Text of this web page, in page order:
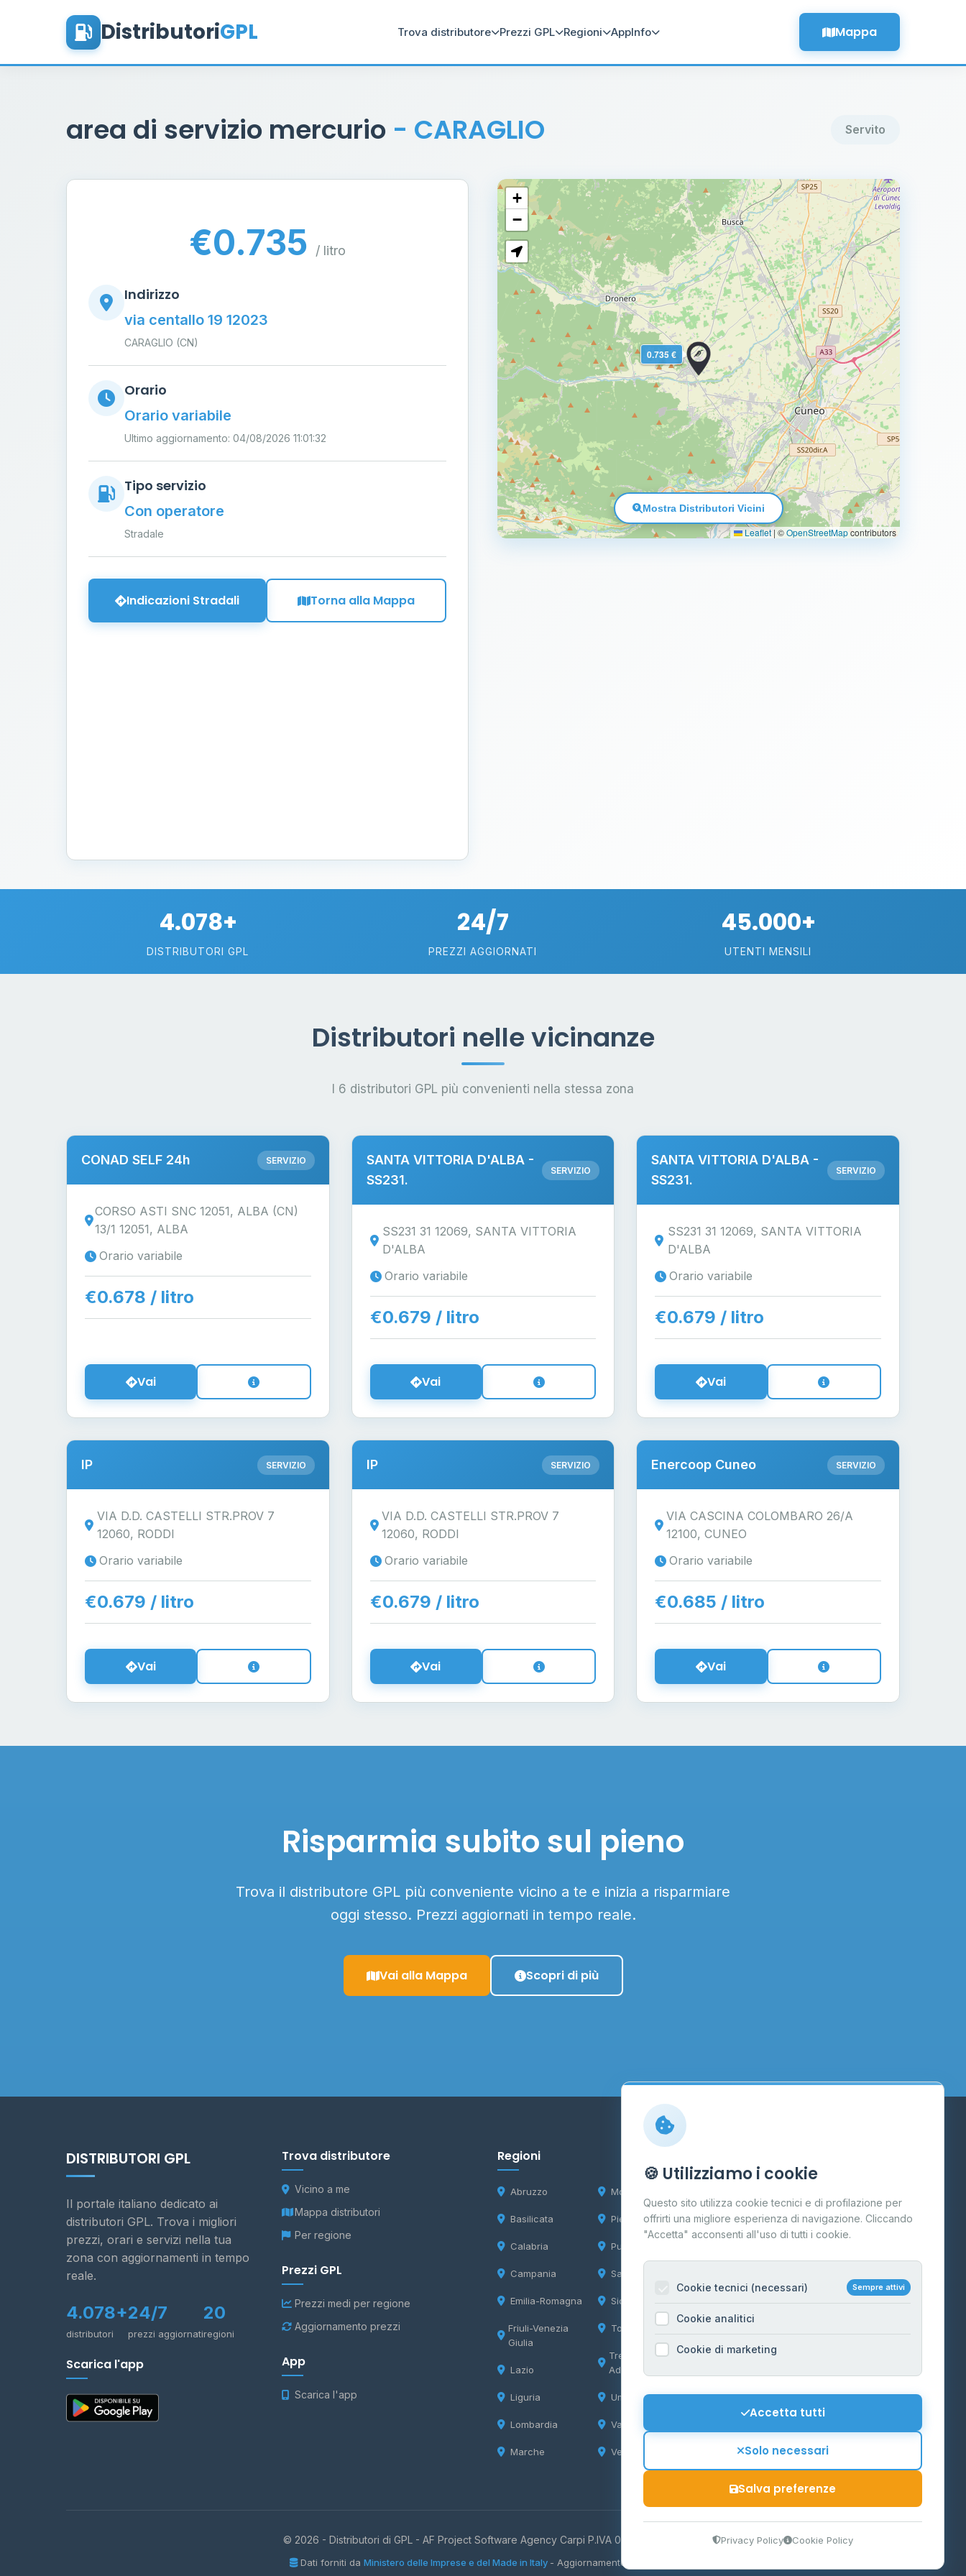
DistributoriGPL Trova distributore Prezzi GPL Regioni AppInfo Mappa
area di servizio mercurio - CARAGLIO Servito
€0.735 / litro
Indirizzo
via centallo 19 12023
CARAGLIO (CN)
Orario
Orario variabile
Ultimo aggiornamento: 04/08/2026 11:01:32
Tipo servizio
Con operatore
Stradale
Indicazioni Stradali Torna alla Mappa
0.735 €
+
−
Leaflet | ©OpenStreetMapcontributors
Mostra Distributori Vicini
4.078+
DISTRIBUTORI GPL
24/7
PREZZI AGGIORNATI
45.000+
UTENTI MENSILI
Distributori nelle vicinanze
I 6 distributori GPL più convenienti nella stessa zona
CONAD SELF 24h SERVIZIO
CORSO ASTI SNC 12051, ALBA (CN)
13/1 12051, ALBA
Orario variabile
€0.678 / litro
Vai
SANTA VITTORIA D'ALBA -
SS231.
SERVIZIO
SS231 31 12069, SANTA VITTORIA
D'ALBA
Orario variabile
€0.679 / litro
Vai
SANTA VITTORIA D'ALBA -
SS231.
SERVIZIO
SS231 31 12069, SANTA VITTORIA
D'ALBA
Orario variabile
€0.679 / litro
Vai
IP SERVIZIO
VIA D.D. CASTELLI STR.PROV 7
12060, RODDI
Orario variabile
€0.679 / litro
Vai
IP SERVIZIO
VIA D.D. CASTELLI STR.PROV 7
12060, RODDI
Orario variabile
€0.679 / litro
Vai
Enercoop Cuneo SERVIZIO
VIA CASCINA COLOMBARO 26/A
12100, CUNEO
Orario variabile
€0.685 / litro
Vai
Risparmia subito sul pieno
Trova il distributore GPL più conveniente vicino a te e inizia a risparmiare
oggi stesso. Prezzi aggiornati in tempo reale.
Vai alla Mappa Scopri di più
DISTRIBUTORI GPL
Il portale italiano dedicato ai
distributori GPL. Trova i migliori
prezzi, orari e servizi nella tua
zona con aggiornamenti in tempo
reale.
4.078+
distributori
24/7
prezzi aggiornati
20
regioni
Scarica l'app
Trova distributore
Vicino a me
Mappa distributori
Per regione
Prezzi GPL
Prezzi medi per regione
Aggiornamento prezzi
App
Scarica l'app
Regioni
Abruzzo
Basilicata
Calabria
Campania
Emilia-Romagna
Friuli-Venezia
Giulia
Lazio
Liguria
Lombardia
Marche
Molise
Piemonte
Puglia
Sardegna
Sicilia
Toscana
Trentino-Alto
Adige
Umbria
Valle d'Aosta
Veneto
Contatti
Per gestori
Informazioni legali
Privacy Policy
Cookie Policy
Mappa del sito
Contattaci
© 2026 - Distributori di GPL - AF Project Software Agency Carpi P.IVA 03859300364
Dati forniti da Ministero delle Imprese e del Made in Italy - Aggiornamento quotidiano
🍪 Utilizziamo i cookie
Questo sito utilizza cookie tecnici e di profilazione per
offrirti una migliore esperienza di navigazione. Cliccando
"Accetta" acconsenti all'uso di tutti i cookie.
Cookie tecnici (necessari) Sempre attivi
Cookie analitici
Cookie di marketing
Accetta tutti
Solo necessari
Salva preferenze
Privacy Policy Cookie Policy